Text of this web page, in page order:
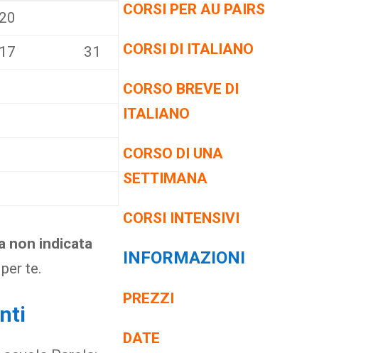
20
17
31
non indicata
te.
CORSI PER AU PAIRS
CORSI DI ITALIANO
CORSO BREVE DI
ITALIANO
CORSO DI UNA
SETTIMANA
CORSI INTENSIVI
INFORMAZIONI
PREZZI
DATE